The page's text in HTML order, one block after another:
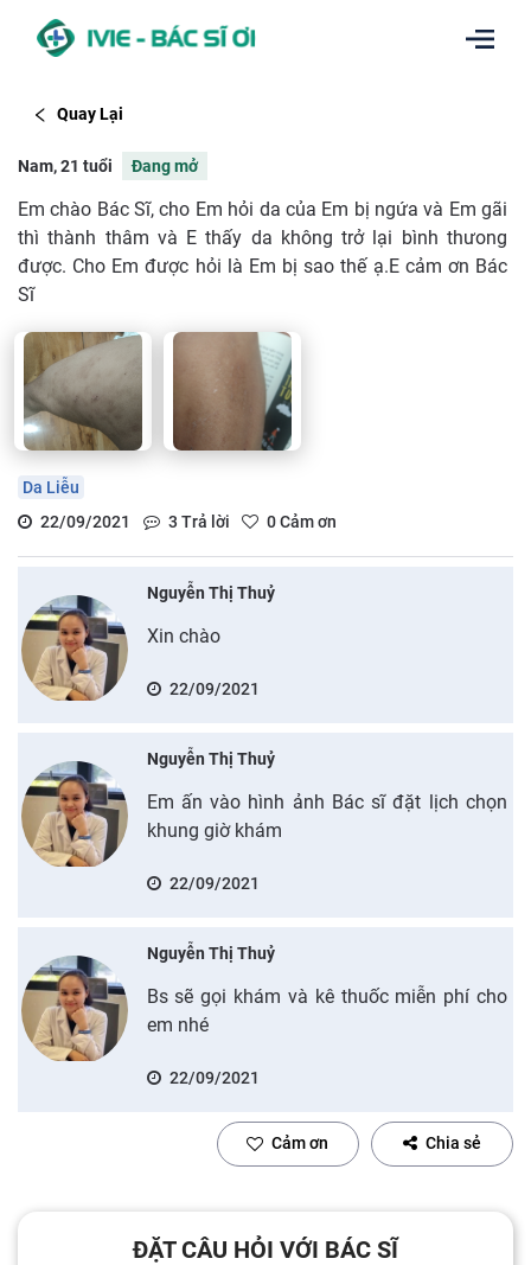
Quay Lại
Nam, 21 tuổi Đang mở
Em chào Bác Sĩ, cho Em hỏi da của Em bị ngứa và Em gãi
thì thành thâm và E thấy da không trở lại bình thưong
được. Cho Em được hỏi là Em bị sao thế ạ.E cảm ơn Bác
Sĩ
Da Liễu
22/09/2021
3 Trả lời 0Cảm ơn
Nguyễn Thị Thuỷ
Xin chào
22/09/2021
Nguyễn Thị Thuỷ
Em ấn vào hình ảnh Bác sĩ đặt lịch chọn
khung giờ khám
22/09/2021
Nguyễn Thị Thuỷ
Bs sẽ gọi khám và kê thuốc miễn phí cho
em nhé
22/09/2021
Cảm ơn Chia sẻ
ĐẶT CÂU HỎI VỚI BÁC SĨ